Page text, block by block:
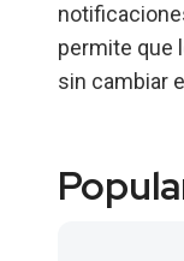
permite que
sin cambiar